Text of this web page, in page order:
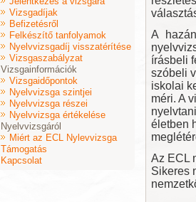
Vizsgadíjak
Befizetésről
Felkészítő tanfolyamok
Nyelvvizsgadíj visszatérítése
Vizsgaszabályzat
Vizsgainformációk
Vizsgaidőpontok
Nyelvvizsga szintjei
Nyelvvizsga részei
Nyelvvizsga értékelése
Nyelvvizsgáról
Miért az ECL Nylevvizsga
Támogatás
Kapcsolat
A
írásbeli
szóbeli
iskolai
méri. A
életben
Az ECL
Sikeres